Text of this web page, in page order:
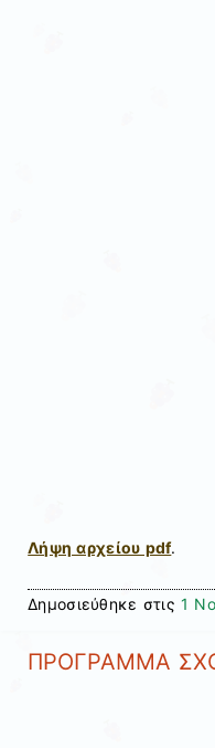
Λήψη αρχείου pdf.
Δημοσιεύθηκε στις 1
ΠΡΟΓΡΑΜΜΑ